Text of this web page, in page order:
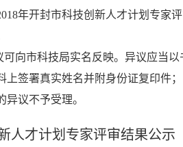
年开封市科技创新人才计划专家
向市科技局实名反映。异议应当
上签署真实姓名并附身份证复印件
议不予受理。
人才计划专家评审结果公示